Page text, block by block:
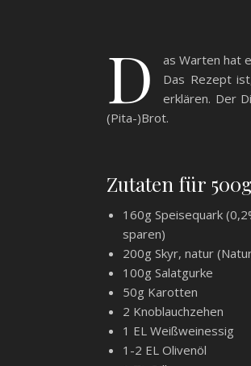
D
as Warten hat
Das Rezept
erklären. Der
(Pita-)Brot.
Zutaten für
160g Speisequark
sparen)
200g Skyr, natur
100g Salatgurke
50g Karotten
2 Knoblauchzehen
1 EL Weißweinessig
1-2 EL Olivenöl